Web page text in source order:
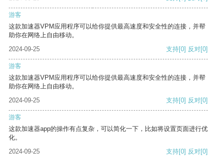
游客
这款加速器VPM应用程序可以给你提供最高速度和安全性的连接，并帮
助你在网络上自由移动。
2024-09-25
支持[0] 反对[0]
游客
这款加速器VPM应用程序可以给你提供最高速度和安全性的连接，并帮
助你在网络上自由移动。
2024-09-25
支持[0] 反对[0]
游客
这款加速器app的操作有点复杂，可以简化一下，比如将设置页面进行优
化。
2024-09-25
支持[0] 反对[0]